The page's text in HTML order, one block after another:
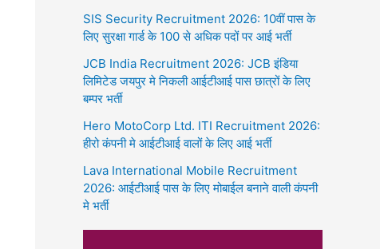
SIS Security Recruitment 2026: 10वीं पास के
लिए सुरक्षा गार्ड के 100 से अधिक पदों पर आई भर्ती
JCB India Recruitment 2026: JCB इंडिया
लिमिटेड जयपुर मे निकली आईटीआई पास छात्रों के लिए
बम्पर भर्ती
Hero MotoCorp Ltd. ITI Recruitment 2026:
हीरो कंपनी मे आईटीआई वालों के लिए आई भर्ती
Lava International Mobile Recruitment
2026: आईटीआई पास के लिए मोबाईल बनाने वाली कंपनी
मे भर्ती